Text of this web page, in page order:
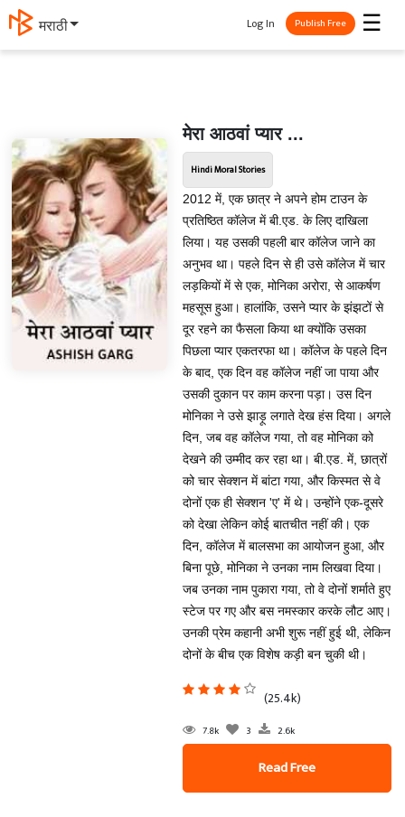
मराठी ☰
Log In Publish Free
मेरा आठवां प्यार ...
Hindi Moral Stories
2012 में, एक छात्र ने अपने होम टाउन के
प्रतिष्ठित कॉलेज में बी.एड. के लिए दाखिला
लिया। यह उसकी पहली बार कॉलेज जाने का
अनुभव था। पहले दिन से ही उसे कॉलेज में चार
लड़कियों में से एक, मोनिका अरोरा, से आकर्षण
महसूस हुआ। हालांकि, उसने प्यार के झंझटों से
दूर रहने का फैसला किया था क्योंकि उसका
पिछला प्यार एकतरफा था। कॉलेज के पहले दिन
के बाद, एक दिन वह कॉलेज नहीं जा पाया और
उसकी दुकान पर काम करना पड़ा। उस दिन
मोनिका ने उसे झाड़ू लगाते देख हंस दिया। अगले
दिन, जब वह कॉलेज गया, तो वह मोनिका को
देखने की उम्मीद कर रहा था। बी.एड. में, छात्रों
को चार सेक्शन में बांटा गया, और किस्मत से वे
दोनों एक ही सेक्शन 'ए' में थे। उन्होंने एक-दूसरे
को देखा लेकिन कोई बातचीत नहीं की। एक
दिन, कॉलेज में बालसभा का आयोजन हुआ, और
बिना पूछे, मोनिका ने उनका नाम लिखवा दिया।
जब उनका नाम पुकारा गया, तो वे दोनों शर्माते हुए
स्टेज पर गए और बस नमस्कार करके लौट आए।
उनकी प्रेम कहानी अभी शुरू नहीं हुई थी, लेकिन
दोनों के बीच एक विशेष कड़ी बन चुकी थी।
(25.4k)
7.8k 3 2.6k
Read Free